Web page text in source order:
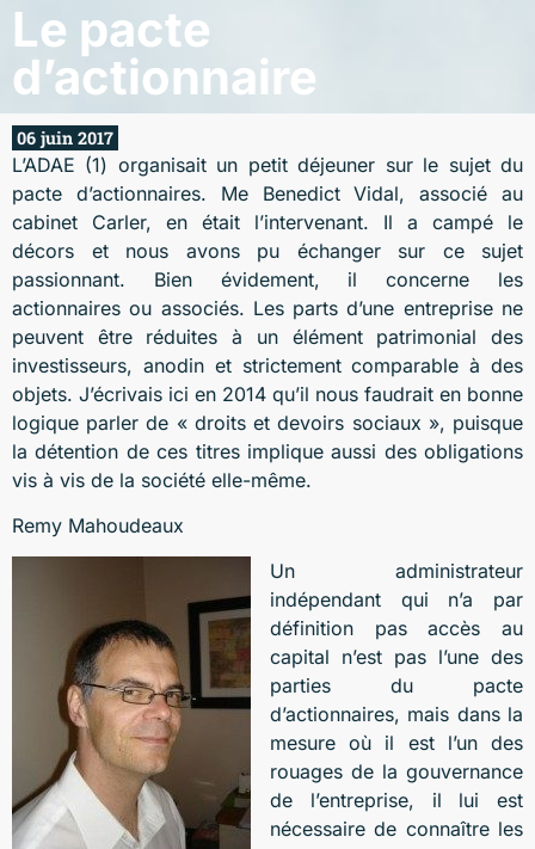
Le pacte
d’actionnaire
06 juin 2017
L’ADAE (1) organisait un petit déjeuner sur le sujet du
pacte d’actionnaires. Me Benedict Vidal, associé au
cabinet Carler, en était l’intervenant. Il a campé le
décors et nous avons pu échanger sur ce sujet
passionnant. Bien évidement, il concerne les
actionnaires ou associés. Les parts d’une entreprise ne
peuvent être réduites à un élément patrimonial des
investisseurs, anodin et strictement comparable à des
objets. J’écrivais ici en 2014 qu’il nous faudrait en bonne
logique parler de « droits et devoirs sociaux », puisque
la détention de ces titres implique aussi des obligations
vis à vis de la société elle-même.
Remy Mahoudeaux
Un administrateur
indépendant qui n’a par
définition pas accès au
capital n’est pas l’une des
parties du pacte
d’actionnaires, mais dans la
mesure où il est l’un des
rouages de la gouvernance
de l’entreprise, il lui est
nécessaire de connaître les